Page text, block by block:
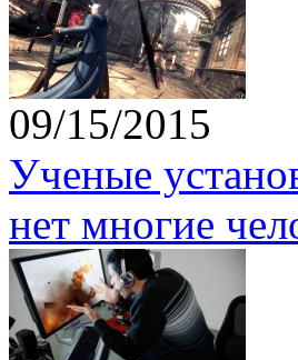
09/15/2015
Ученые
нет многие